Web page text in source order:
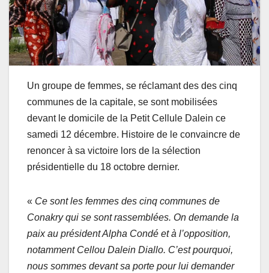
Un groupe de femmes, se réclamant des des cinq
communes de la capitale, se sont mobilisées
devant le domicile de la Petit Cellule Dalein ce
samedi 12 décembre. Histoire de le convaincre de
renoncer à sa victoire lors de la sélection
présidentielle du 18 octobre dernier.
« Ce sont les femmes des cinq communes de
Conakry qui se sont rassemblées. On demande la
paix au président Alpha Condé et à l’opposition,
notamment Cellou Dalein Diallo. C’est pourquoi,
nous sommes devant sa porte pour lui demander